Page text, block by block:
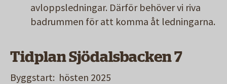
avloppsledningar. Därför behöver vi riva
badrummen för att komma åt ledningarna.
Tidplan Sjödalsbacken 7
Byggstart: hösten 2025